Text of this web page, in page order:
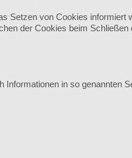
Setzen von Cookies
der Cookies beim
in so genannten